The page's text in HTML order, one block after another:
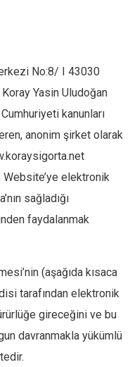
No:8/ I 43030
Yasin Uludoğan
kanunları
anonim şirket olarak
Website’ye elektronik
sağladığı
faydalanmak
(aşağıda kısaca
tarafından elektronik
gireceğini ve bu
davranmakla yükümlü